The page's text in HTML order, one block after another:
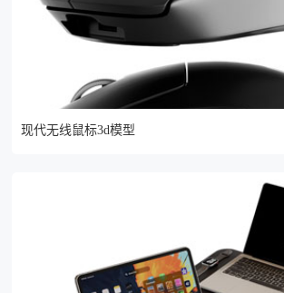
现代无线鼠标3d模型